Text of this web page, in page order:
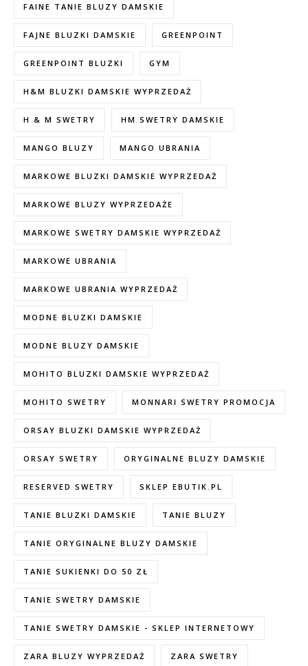
FAINE TANIE BLUZY DAMSKIE
FAJNE BLUZKI DAMSKIE GREENPOINT
GREENPOINT BLUZKI GYM
H&M BLUZKI DAMSKIE WYPRZEDAŻ
H & M SWETRY HM SWETRY DAMSKIE
MANGO BLUZY MANGO UBRANIA
MARKOWE BLUZKI DAMSKIE WYPRZEDAŻ
MARKOWE BLUZY WYPRZEDAŻE
MARKOWE SWETRY DAMSKIE WYPRZEDAŻ
MARKOWE UBRANIA
MARKOWE UBRANIA WYPRZEDAŻ
MODNE BLUZKI DAMSKIE
MODNE BLUZY DAMSKIE
MOHITO BLUZKI DAMSKIE WYPRZEDAŻ
MOHITO SWETRY MONNARI SWETRY PROMOCJA
ORSAY BLUZKI DAMSKIE WYPRZEDAŻ
ORSAY SWETRY ORYGINALNE BLUZY DAMSKIE
RESERVED SWETRY SKLEP EBUTIK.PL
TANIE BLUZKI DAMSKIE TANIE BLUZY
TANIE ORYGINALNE BLUZY DAMSKIE
TANIE SUKIENKI DO 50 ZŁ
TANIE SWETRY DAMSKIE
TANIE SWETRY DAMSKIE - SKLEP INTERNETOWY
ZARA BLUZY WYPRZEDAŻ ZARA SWETRY